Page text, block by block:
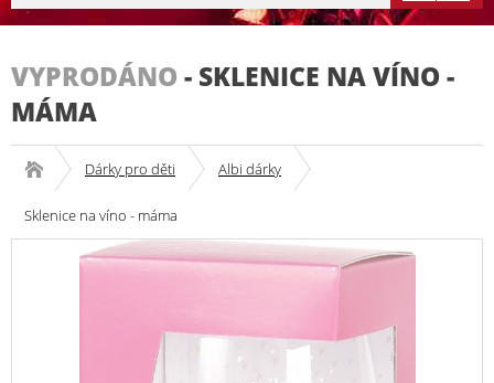
VYPRODÁNO - SKLENICE NA VÍNO -
MÁMA
Dárky pro děti Albi dárky
Sklenice na víno - máma